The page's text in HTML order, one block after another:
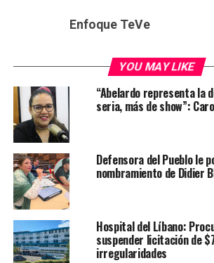
Enfoque TeVe
YOU MAY LIKE
“Abelardo representa la
seria, más de show”:
Defensora del Pueblo le
nombramiento de Didier
Hospital del Líbano:
suspender licitación de
irregularidades